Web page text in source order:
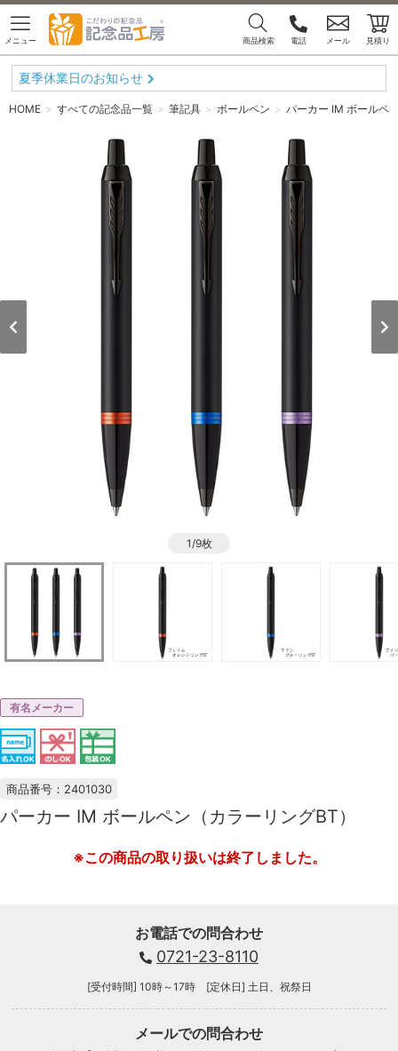
メニュー 商品検索 電話 メール 見積り
夏季休業日のお知らせ
HOME すべての記念品一覧 筆記具 ボールペン パーカー IM ボールペ
1/9枚
有名メーカー
商品番号：2401030
パーカー IM ボールペン（カラーリングBT）
※この商品の取り扱いは終了しました。
お電話での問合わせ
0721-23-8110
[受付時間] 10時～17時 [定休日] 土日、祝祭日
メールでの問合わせ